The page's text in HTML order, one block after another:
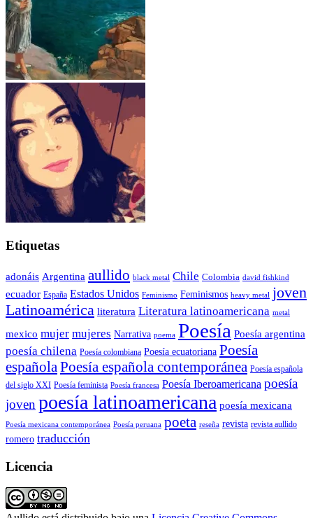
Etiquetas
adonáis Argentina aullido black metal Chile Colombia david fishkind
ecuador España Estados Unidos Feminismo Feminismos heavy metal joven
Latinoamérica literatura Literatura latinoamericana metal
mexico mujer mujeres Narrativa poema Poesía Poesía argentina
poesía chilena Poesía colombiana Poesía ecuatoriana Poesía
española Poesía española contemporánea Poesía española
del siglo XXI Poesía feminista Poesía francesa Poesía Iberoamericana poesía
joven poesía latinoamericana poesía mexicana
Poesía mexicana contemporánea Poesía peruana poeta reseña revista revista aullido
romero traducción
Licencia